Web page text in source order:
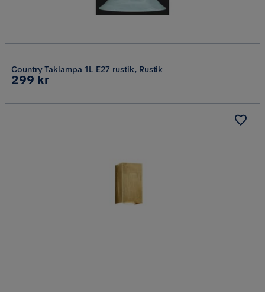
Country Taklampa 1L E27 rustik, Rustik
Pris
299 kr